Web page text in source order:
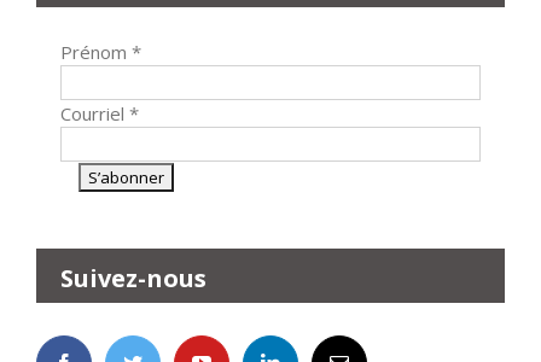
Prénom *
Courriel *
Suivez-nous